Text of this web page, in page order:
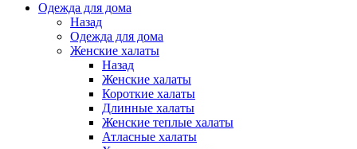
Одежда для дома
Назад
Одежда для дома
Женские халаты
Назад
Женские халаты
Короткие халаты
Длинные халаты
Женские теплые халаты
Атласные халаты